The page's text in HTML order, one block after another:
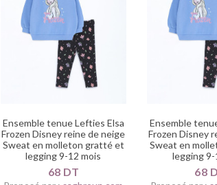
Ensemble tenue Lefties Elsa
Frozen Disney reine de neige
Sweat en molleton gratté et
legging 9-12 mois
68 DT
Ensemble
Frozen Disney
Sweat en
legging 9-
68